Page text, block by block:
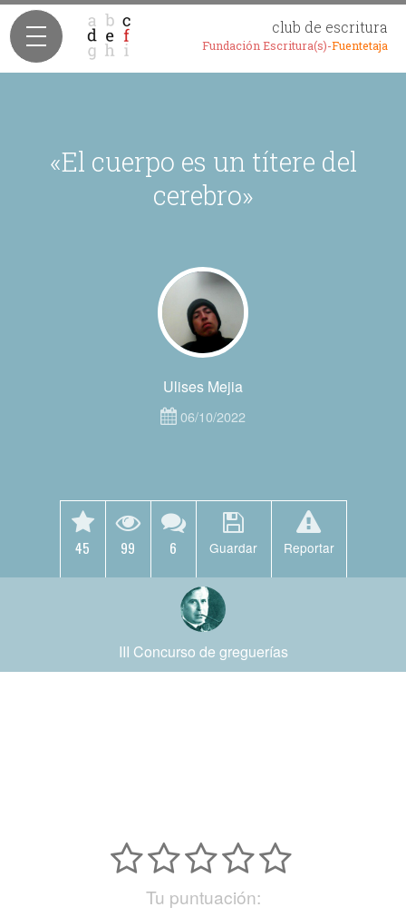
club de escritura
Fundación Escritura(s)-Fuentetaja
«El cuerpo es un títere del
cerebro»
Ulises Mejia
06/10/2022
45 99 6 Guardar Reportar
III Concurso de greguerías
Tu puntuación: